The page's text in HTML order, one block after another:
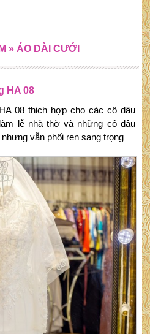
HA 08
08 thich hợp cho các cô dâu
lễ nhà thờ và những cô dâu
vẫn phối ren sang trọng
» ÁO DÀI CƯỚI